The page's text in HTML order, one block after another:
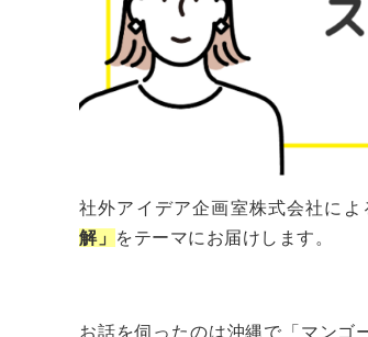
社外アイデア企画室株式会社によ
解」
をテーマにお届けします。
お話を伺ったのは沖縄で「マンゴ